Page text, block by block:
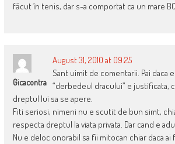
făcut în tenis, dar s-a comportat ca un mare
Gicacontra
August 31, 2010 at 09:25
Sant uimit de comentarii. Pai daca
“derbedeul dracului” e justificata,
dreptul lui sa se apere.
Fiti seriosi, nimeni nu e scutit de bun simt,
respecta dreptul la viata privata. Dar cand e
Nu e deloc onorabil sa fii mitocan chiar daca ai